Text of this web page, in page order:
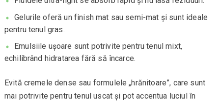
Gelurile oferă un finish mat sau semi-mat și sunt ideale
pentru tenul gras.
Emulsiile ușoare sunt potrivite pentru tenul mixt,
echilibrând hidratarea fără să încarce.
Evită cremele dense sau formulele „hrănitoare”, care sunt
mai potrivite pentru tenul uscat și pot accentua luciul în